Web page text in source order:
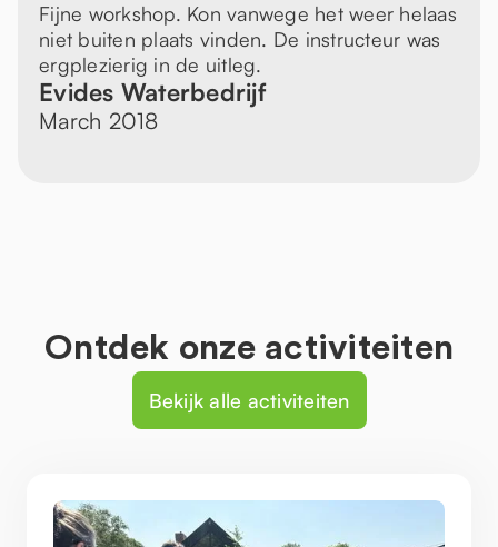
Fijne workshop. Kon vanwege het weer helaas
niet buiten plaats vinden. De instructeur was
ergplezierig in de uitleg.
Evides Waterbedrijf
March 2018
Ontdek onze activiteiten
Bekijk alle activiteiten